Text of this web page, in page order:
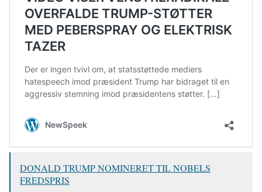
DONALD TRUMP NOMINERET TIL NOBELS
FREDSPRIS